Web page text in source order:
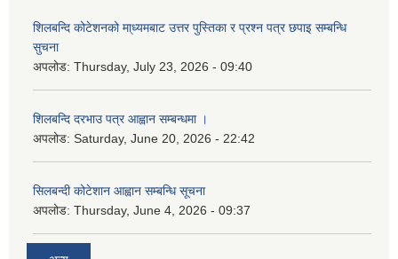
शिलबन्दि कोटेशनको मा्ध्यमबाट उत्तर पुस्तिका र प्रश्न पत्र छपाइ सम्बन्धि
सुचना
अपलोड: Thursday, July 23, 2026 - 09:40
शिलबन्दि दरभाउ पत्र आह्वान सम्बन्धमा ।
अपलोड: Saturday, June 20, 2026 - 22:42
सिलबन्दी कोटेशान आह्वान सम्बन्धि सूचना
अपलोड: Thursday, June 4, 2026 - 09:37